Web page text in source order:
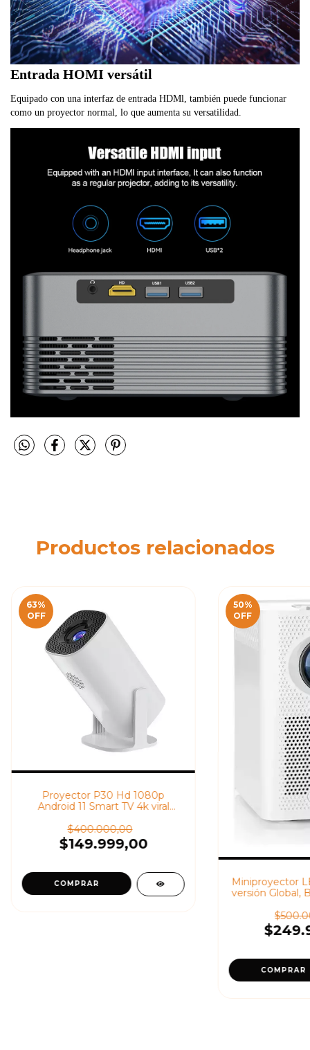
Entrada HOMI versátil
Equipado con una interfaz de entrada HDMl, también puede funcionar
como un proyector normal, lo que aumenta su versatilidad.
Productos relacionados
63%
OFF
Proyector P30 Hd 1080p
Android 11 Smart TV 4k viral
$400.000,00
$149.999,00
50%
OFF
Miniproyector
versión Global,
viral,